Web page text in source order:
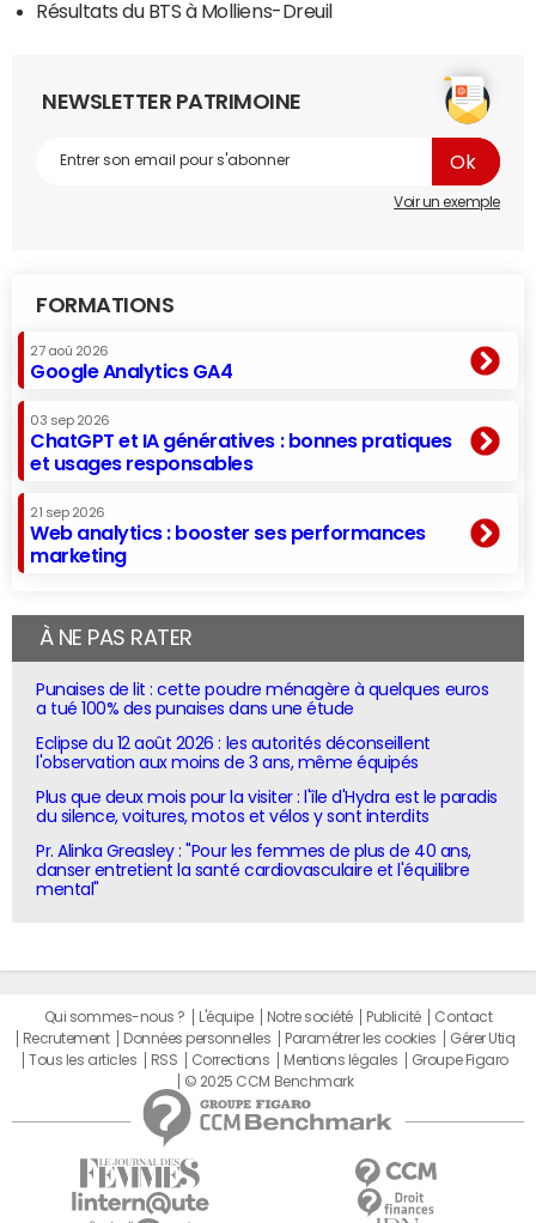
Résultats du BTS à Molliens-Dreuil
NEWSLETTER PATRIMOINE
Voir un exemple
FORMATIONS
27 aoû 2026
Google Analytics GA4
03 sep 2026
ChatGPT et IA génératives : bonnes pratiques
et usages responsables
21 sep 2026
Web analytics : booster ses performances
marketing
À NE PAS RATER
Punaises de lit : cette poudre ménagère à quelques euros
a tué 100% des punaises dans une étude
Eclipse du 12 août 2026 : les autorités déconseillent
l'observation aux moins de 3 ans, même équipés
Plus que deux mois pour la visiter : l'île d'Hydra est le paradis
du silence, voitures, motos et vélos y sont interdits
Pr. Alinka Greasley : "Pour les femmes de plus de 40 ans,
danser entretient la santé cardiovasculaire et l'équilibre
mental"
Qui sommes-nous ? L'équipe Notre société Publicité
Contact
Recrutement
Données personnelles Paramétrer les cookies
Gérer Utiq
Tous les articles
RSS Corrections Mentions légales
Groupe Figaro
© 2025 CCM Benchmark